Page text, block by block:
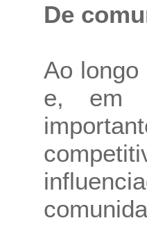
De
Ao longo
e, em